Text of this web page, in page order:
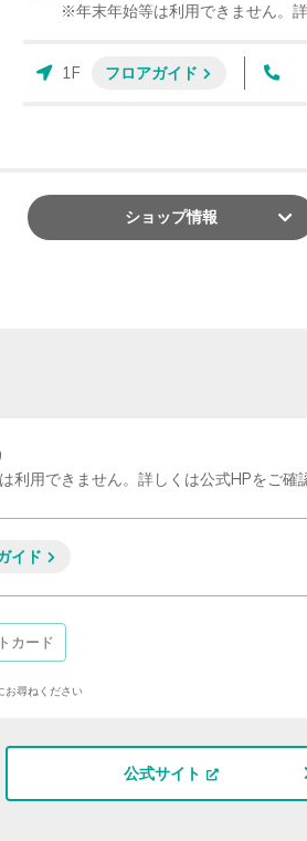
※年末年始等は利用できません。
1F フロアガイド
ショップ情報
利用できません。詳しくは公式HPをご確
イド
カード
お尋ねください
公式サイト